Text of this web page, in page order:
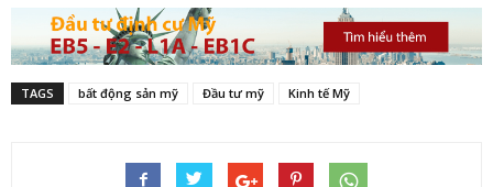
TAGS bất động sản mỹ Đầu tư mỹ Kinh tế Mỹ